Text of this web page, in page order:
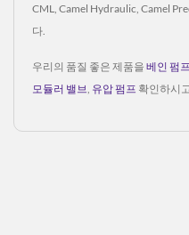
CML, Camel Hydraulic, Camel
다.
우리의 품질 좋은 제품을 베인 펌프
모듈러 밸브, 유압 펌프 확인하시